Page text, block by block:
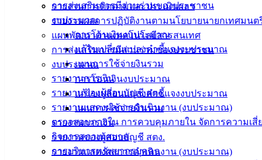
การส่งเสริมการมีส่วนร่วมของประชาชน
งบประมาณ
การโอนเงินงบประมาณ
แก้ไขเปลี่ยนแปลงคำชี้แจงงบประมาณ
แผนการใช้จ่ายงินรวม
รายงานการเงิน
รายงานของผู้สอบบัญชี สตง.
รายงานแสดงผลการดำเนินงาน (งบประมาณ)
ตรวจสอบภายใน การควบคุมภายใน จัดการความเสี่
กิจการสภาเทศบาล
การบริหารทรัพยากรบุคคล
รายงานการติดตามและประเมินผลฯ
รายงานผลการปฏิบัติงานตามนโยบายนายกเทศมนต
แผนพัฒนาด้านเทคโนโลยีสารสนเทศ
การส่งเสริมการมีส่วนร่วมของประชาชน
งบประมาณ
การโอนเงินงบประมาณ
แก้ไขเปลี่ยนแปลงคำชี้แจงงบประมาณ
แผนการใช้จ่ายงินรวม
รายงานการเงิน
รายงานของผู้สอบบัญชี สตง.
รายงานแสดงผลการดำเนินงาน (งบประมาณ)